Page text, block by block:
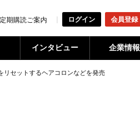
定期購読ご案内 ログイン 会員登録
インタビュー 企業情報
リセットするヘアコロンなどを発売